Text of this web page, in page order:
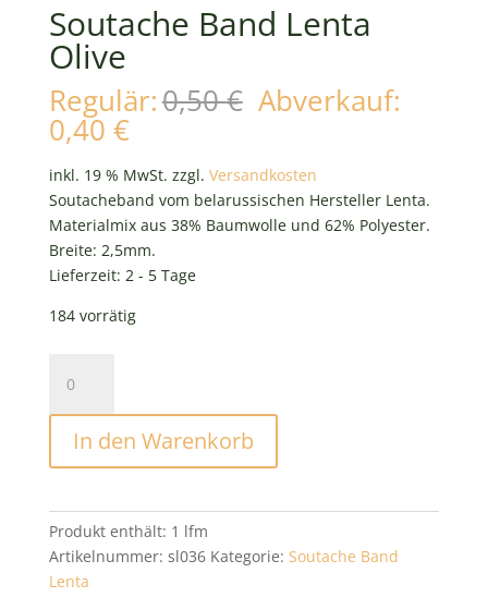
Soutache Band Lenta
Olive
Regulär:0,50€ Ursprünglicher
Preis
0,50 €
Abverkauf:
0,40 €Aktueller
Preis
ist:
0,40 €.
inkl. 19 % MwSt. zzgl. Versandkosten
Soutacheband vom belarussischen Hersteller Lenta.
Materialmix aus 38% Baumwolle und 62% Polyester.
Breite: 2,5mm.
Lieferzeit: 2 - 5 Tage
184 vorrätig
Band
Lenta
Olive
Menge
In den Warenkorb
Produkt enthält: 1 lfm
Artikelnummer: sl036 Kategorie: Soutache Band
Lenta